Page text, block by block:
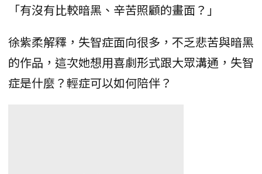
「有沒有比較暗黑、辛苦照顧的畫面？」
徐紫柔解釋，失智症面向很多，不乏悲苦與暗黑
的作品，這次她想用喜劇形式跟大眾溝通，失智
症是什麼？輕症可以如何陪伴？